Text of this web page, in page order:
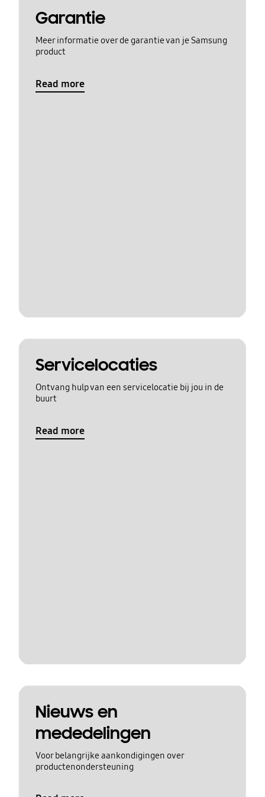
Garantie
Meer informatie over de garantie van je Samsung
product
Read more
Servicelocaties
Ontvang hulp van een servicelocatie bij jou in de
buurt
Read more
Nieuws en
mededelingen
Voor belangrijke aankondigingen over
productenondersteuning